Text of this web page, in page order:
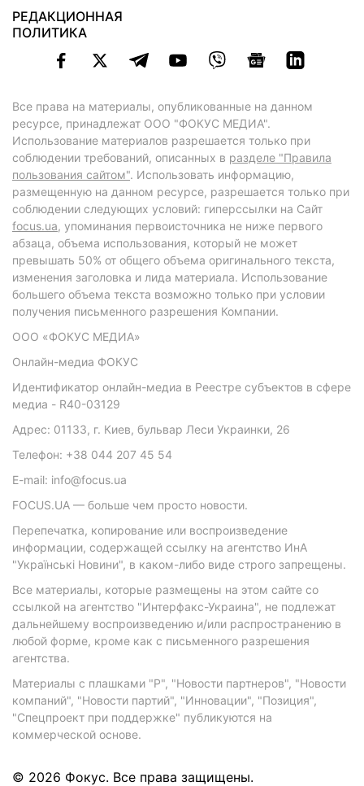
РЕДАКЦИОННАЯ
ПОЛИТИКА
Все права на материалы, опубликованные на данном
ресурсе, принадлежат ООО "ФОКУС МЕДИА".
Использование материалов разрешается только при
соблюдении требований, описанных в разделе "Правила
пользования сайтом". Использовать информацию,
размещенную на данном ресурсе, разрешается только при
соблюдении следующих условий: гиперссылки на Сайт
focus.ua, упоминания первоисточника не ниже первого
абзаца, объема использования, который не может
превышать 50% от общего объема оригинального текста,
изменения заголовка и лида материала. Использование
большего объема текста возможно только при условии
получения письменного разрешения Компании.
ООО «ФОКУС МЕДИА»
Онлайн-медиа ФОКУС
Идентификатор онлайн-медиа в Реестре субъектов в сфере
медиа - R40-03129
Адрес: 01133, г. Киев, бульвар Леси Украинки, 26
Телефон: +38 044 207 45 54
E-mail: info@focus.ua
FOCUS.UA — больше чем просто новости.
Перепечатка, копирование или воспроизведение
информации, содержащей ссылку на агентство ИнА
"Українські Новини", в каком-либо виде строго запрещены.
Все материалы, которые размещены на этом сайте со
ссылкой на агентство "Интерфакс-Украина", не подлежат
дальнейшему воспроизведению и/или распространению в
любой форме, кроме как с письменного разрешения
агентства.
Материалы с плашками "Р", "Новости партнеров", "Новости
компаний", "Новости партий", "Инновации", "Позиция",
"Спецпроект при поддержке" публикуются на
коммерческой основе.
© 2026 Фокус. Все права защищены.